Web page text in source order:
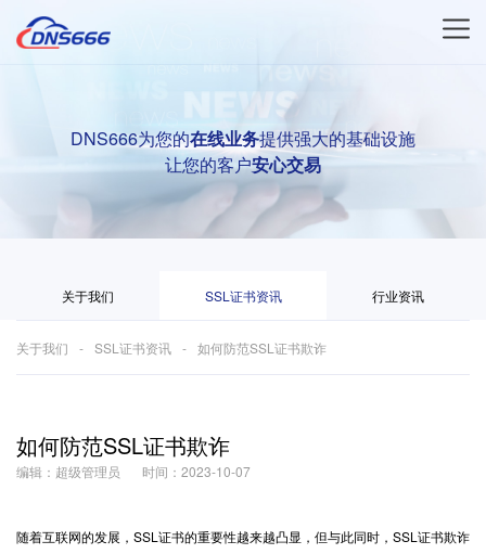
DNS666为您的在线业务提供强大的基础设施
让您的客户安心交易
关于我们 SSL证书资讯 行业资讯
关于我们 SSL证书资讯 如何防范SSL证书欺诈
如何防范SSL证书欺诈
编辑：超级管理员 时间：2023-10-07
随着互联网的发展， SSL证书的重要性越来越凸显，但与此同时，SSL证书欺诈